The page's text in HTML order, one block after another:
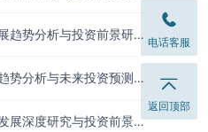
趋势分析与投资前景研
势分析与未来投资预测
展深度研究与投资前景
电话客服
返回顶部